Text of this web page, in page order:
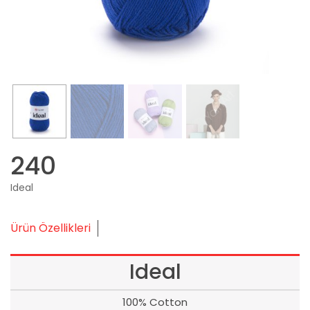
240
Ideal
Ürün Özellikleri
Ideal
100% Cotton